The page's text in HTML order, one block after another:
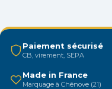
Paiement sécurisé
CB, virement, SEPA
Made in France
Marquage à Chênove (21)